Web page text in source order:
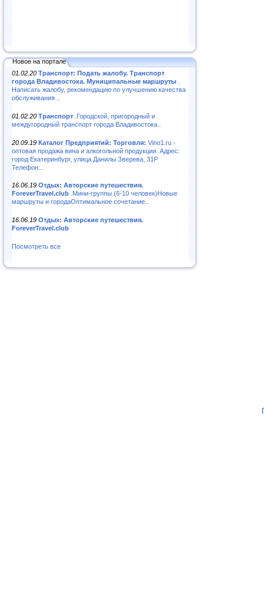
Новое на портале
01.02.20 Транспорт: Подать жалобу. Транспорт
города Владивостока. Муниципальные маршруты
Написать жалобу, рекомендацию по улучшению качества
обслуживания ..
01.02.20 Транспорт .Городской, пригородный и
междугородный транспорт города Владивостока..
20.09.19 Каталог Предприятий: Торговля: Vino1.ru -
оптовая продажа вина и алкогольной продукции. Адрес:
город Екатеринбург, улица Данилы Зверева, 31Р
Телефон:..
16.06.19 Отдых: Авторские путешествия.
ForeverTravel.club .Мини-группы (6-10 человек)Новые
маршруты и городаОптимальное сочетание..
16.06.19 Отдых: Авторские путешествия.
ForeverTravel.club
Посмотреть все